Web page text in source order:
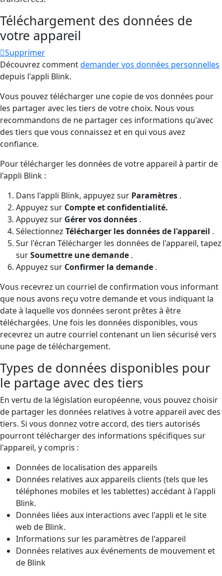
Téléchargement des données de
votre appareil
Supprimer
Découvrez commentdemander vos données personnelles
depuis l'appli Blink.
Vous pouvez télécharger une copie de vos données pour
les partager avec les tiers de votre choix. Nous vous
recommandons de ne partager ces informations qu'avec
des tiers que vous connaissez et en qui vous avez
confiance.
Pour télécharger les données de votre appareil à partir de
l'appli Blink :
Dans l'appli Blink, appuyez sur Paramètres .
Appuyez sur Compte et confidentialité.
Appuyez sur Gérer vos données .
Sélectionnez Télécharger les données de l'appareil .
Sur l'écran Télécharger les données de l'appareil, tapez
surSoumettre une demande .
Appuyez sur Confirmer la demande .
Vous recevrez un courriel de confirmation vous informant
que nous avons reçu votre demande et vous indiquant la
date à laquelle vos données seront prêtes à être
téléchargées. Une fois les données disponibles, vous
recevrez un autre courriel contenant un lien sécurisé vers
une page de téléchargement.
Types de données disponibles pour
le partage avec des tiers
En vertu de la législation européenne, vous pouvez choisir
de partager les données relatives à votre appareil avec des
tiers. Si vous donnez votre accord, des tiers autorisés
pourront télécharger des informations spécifiques sur
l'appareil, y compris :
Données de localisation des appareils
Données relatives aux appareils clients (tels que les
téléphones mobiles et les tablettes) accédant à l'appli
Blink.
Données liées aux interactions avec l'appli et le site
web de Blink.
Informations sur les paramètres de l'appareil
Données relatives aux événements de mouvement et
de Blink